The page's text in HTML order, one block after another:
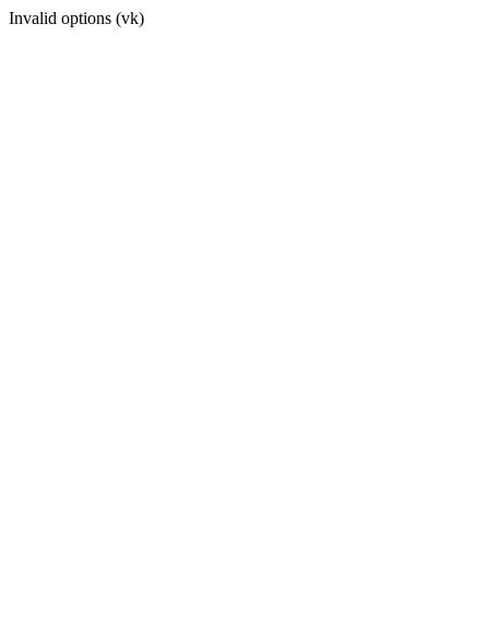
Invalid options (vk)